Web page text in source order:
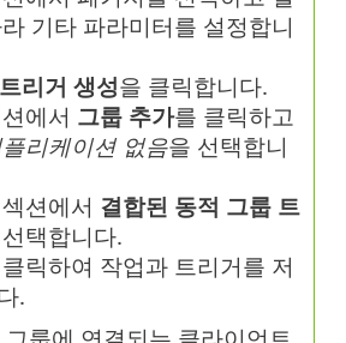
기타 파라미터를 설정합니
트리거 생성을 클릭합니다.
에서 그룹 추가를 클릭하고
리케이션 없음을 선택합니
섹션에서 결합된 동적 그룹 트
택합니다.
릭하여 작업과 트리거를 저
.